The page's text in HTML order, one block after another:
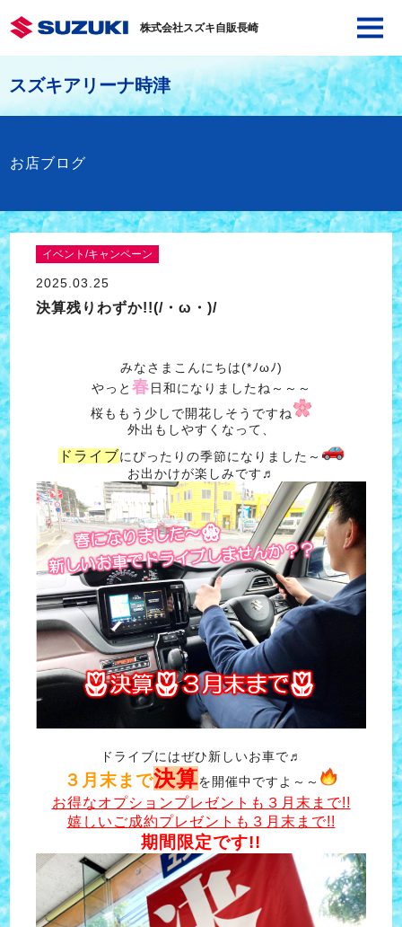
株式会社スズキ自販長崎
スズキアリーナ時津
お店ブログ
イベント/キャンペーン
2025.03.25
決算残りわずか!!(/・ω・)/
みなさまこんにちは(*ﾉωﾉ)
やっと 春日和になりましたね～～～
桜ももう少しで開花しそうですね
外出もしやすくなって、
ドライブにぴったりの季節になりました～
お出かけが楽しみです♬
ドライブにはぜひ新しいお車で♬
３月末まで決算を開催中ですよ～～
お得なオプションプレゼントも３月末まで!!
嬉しいご成約プレゼントも３月末まで!!
期間限定です!!